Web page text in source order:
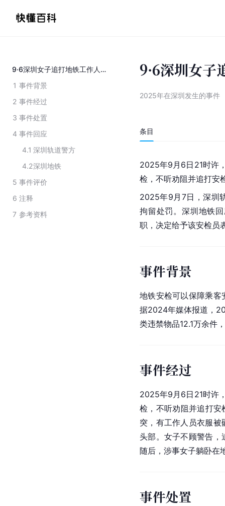
9·6深圳女子追打地铁工作人员事件
1 事件背景
2 事件经过
3 事件处置
4 事件回应
4.1 深圳轨道警方
4.2深圳地铁
5 事件评价
6 注释
7 参考资料
9·6深圳女子
2025年在深圳发生的事件
条目
2025年9月6日21时许
检，不听劝阻并追打安
2025年9月7日，深圳
拘留处罚。深圳地铁
职，决定给予该安检员
事件背景
地铁安检可以保障乘客
据2024年媒体报道，
类违禁物品12.1万余件
事件经过
2025年9月6日21时许
检，不听劝阻并追打安
突，有工作人员衣服
头部。女子不顾警告，
随后，涉事女子躺卧在
事件处置